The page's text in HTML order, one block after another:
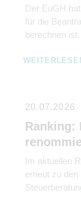
Der EuGH
für die
berechnen ist.
20.07.2026
Ranking:
Im aktuellen
erneut zu